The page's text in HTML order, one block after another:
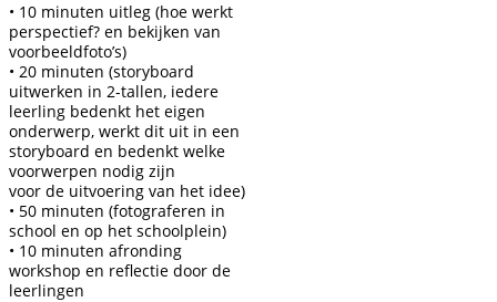
• 10 minuten uitleg (hoe werkt
perspectief? en bekijken van
voorbeeldfoto’s)
• 20 minuten (storyboard
uitwerken in 2-tallen, iedere
leerling bedenkt het eigen
onderwerp, werkt dit uit in een
storyboard en bedenkt welke
voorwerpen nodig zijn
voor de uitvoering van het idee)
• 50 minuten (fotograferen in
school en op het schoolplein)
• 10 minuten afronding
workshop en reflectie door de
leerlingen